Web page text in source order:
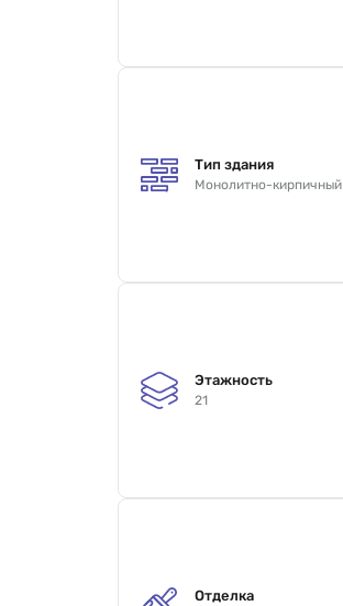
Тип здания
Монолитно-кирпичный
Этажность
21
Отделка